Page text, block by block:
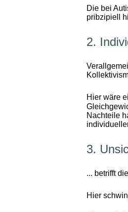
Die bei
pribzipiell
2.
Hier wäre
Nachteile
3.
... betrifft
Hier